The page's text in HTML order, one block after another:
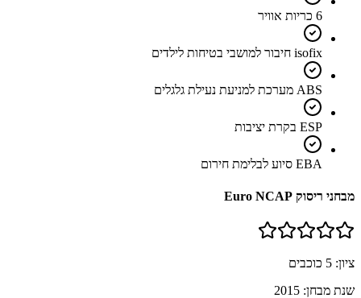
6 כריות אוויר
isofix חיבור למושבי בטיחות לילדים
ABS מערכת למניעת נעילת גלגלים
ESP בקרת יציבות
EBA סיוע לבלימת חירום
מבחני ריסוק Euro NCAP
ציון: 5 כוכבים
שנת מבחן: 2015